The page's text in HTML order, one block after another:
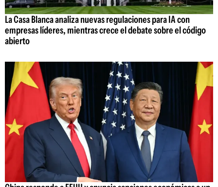
La Casa Blanca analiza nuevas regulaciones para IA con
empresas líderes, mientras crece el debate sobre el código
abierto